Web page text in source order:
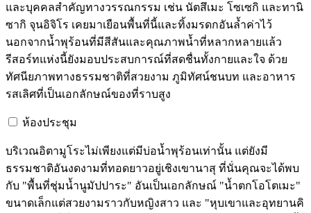
และบุคคลสำคัญทางวรรณกรรม เช่น นัตสึเมะ โซเซกิ และทานิ
ซากิ จุนอิจิโร เคยมาเยือนพื้นที่นี้และทิ้งมรดกอันล้ำค่าไว้
นอกจากน้ำพุร้อนที่มีสีสันและคุณภาพน้ำที่หลากหลายแล้ว
รีสอร์ทแห่งนี้ยังมอบประสบการณ์ที่สดชื่นทั้งกายและใจ ด้วย
ทัศนียภาพทางธรรมชาติที่สวยงาม ภูมิทัศน์ชนบท และอาหาร
รสเลิศที่เป็นเอกลักษณ์ของที่ราบสูง
ห้องประชุม
บริเวณอิตามูโระไม่เพียงแต่มีบ่อน้ำพุร้อนเท่านั้น แต่ยังมี
ธรรมชาติอันงดงามที่ทอดยาวอยู่เชิงเขานาสุ ที่นั่นคุณจะได้พบ
กับ "พื้นที่ชุ่มน้ำนูมัปปาระ" อันเป็นเอกลักษณ์ "น้ำตกโอโตเมะ"
ขนาดเล็กแต่สวยงามราวกับหญิงสาว และ "หุบเขาและอุทยานคิ